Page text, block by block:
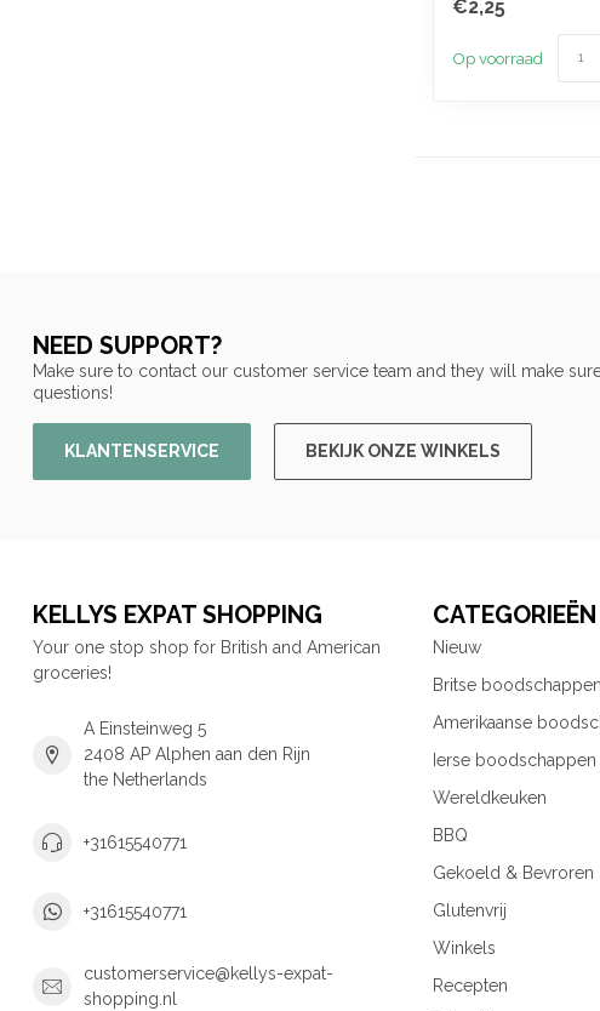
€2,25
Op voorraad
NEED SUPPORT?
Make sure to contact our customer service team and they will make
questions!
KLANTENSERVICE BEKIJK ONZE WINKELS
KELLYS EXPAT SHOPPING
Your one stop shop for British and American
groceries!
A Einsteinweg 5
2408 AP Alphen aan den Rijn
the Netherlands
+31615540771
+31615540771
customerservice@kellys-expat-
shopping.nl
CATEGORIEËN
Nieuw
Britse boodschappen
Amerikaanse
Ierse boodschappen
Wereldkeuken
BBQ
Gekoeld & Bevroren
Glutenvrij
Winkels
Recepten